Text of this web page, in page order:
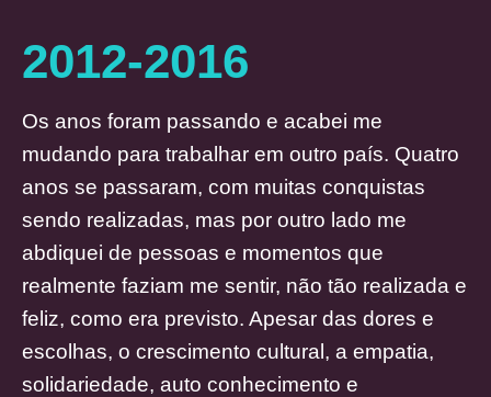
2012-2016
Os anos foram passando e acabei me
mudando para trabalhar em outro país. Quatro
anos se passaram, com muitas conquistas
sendo realizadas, mas por outro lado me
abdiquei de pessoas e momentos que
realmente faziam me sentir, não tão realizada e
feliz, como era previsto. Apesar das dores e
escolhas, o crescimento cultural, a empatia,
solidariedade, auto conhecimento e